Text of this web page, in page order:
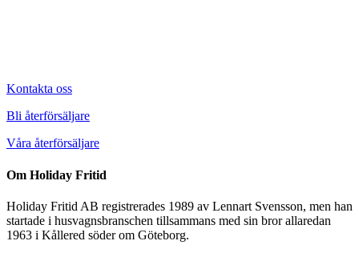
Kontakta oss
Bli återförsäljare
Våra återförsäljare
Om Holiday Fritid
Holiday Fritid AB registrerades 1989 av Lennart Svensson, men han
startade i husvagnsbranschen tillsammans med sin bror allaredan
1963 i Kållered söder om Göteborg.